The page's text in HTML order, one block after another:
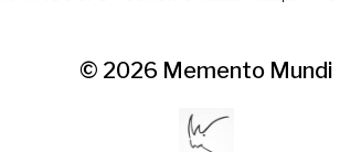
© 2026 Memento Mundi